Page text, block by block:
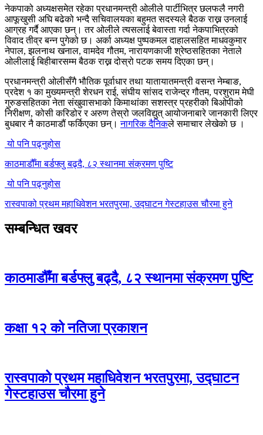
नेकपाको अध्यक्षसमेत रहेका प्रधानमन्त्री ओलीले पार्टीभित्र छलफलै नगरी
आफूखुसी अघि बढेको भन्दै सचिवालयका बहुमत सदस्यले बैठक राख्न उनलाई
आग्रह गर्दै आएका छन्। तर ओलीले त्यसलाई बेवास्ता गर्दा नेकपाभित्रको
विवाद तीव्र बन्न पुगेको छ। अर्का अध्यक्ष पुष्पकमल दाहालसहित माधवकुमार
नेपाल, झलनाथ खनाल, वामदेव गौतम, नारायणकाजी श्रेष्ठसहितका नेताले
ओलीलाई बिहीबारसम्म बैठक राख्न दोस्रो पटक समय दिएका छन्।
प्रधानमन्त्री ओलीसँगै भौतिक पूर्वाधार तथा यातायातमन्त्री वसन्त नेम्बाङ,
प्रदेश १ का मुख्यमन्त्री शेरधन राई, संघीय सांसद राजेन्द्र गौतम, परशुराम मेघी
गुरुङसहितका नेता संखुवासभाको किमाथांका सशस्त्र प्रहरीको बिओपीको
निरीक्षण, कोसी करिडोर र अरुण तेस्रो जलविद्युत् आयोजनाबारे जानकारी लिएर
बुधबार नै काठमाडौं फर्किएका छन्।नागरिक दैनिकले समाचार लेखेकाे छ ।
यो पनि पढ्नुहोस
काठमाडौँमा बर्डफ्लु बढ्दै, ८२ स्थानमा संक्रमण पुष्टि
यो पनि पढ्नुहोस
रास्वपाको प्रथम महाधिवेशन भरतपुरमा, उद्घाटन गेस्टहाउस चौरमा हुने
सम्बन्धित खवर
काठमाडौँमा बर्डफ्लु बढ्दै, ८२ स्थानमा संक्रमण पुष्टि
कक्षा १२ को नतिजा प्रकाशन
रास्वपाको प्रथम महाधिवेशन भरतपुरमा, उद्घाटन
गेस्टहाउस चौरमा हुने